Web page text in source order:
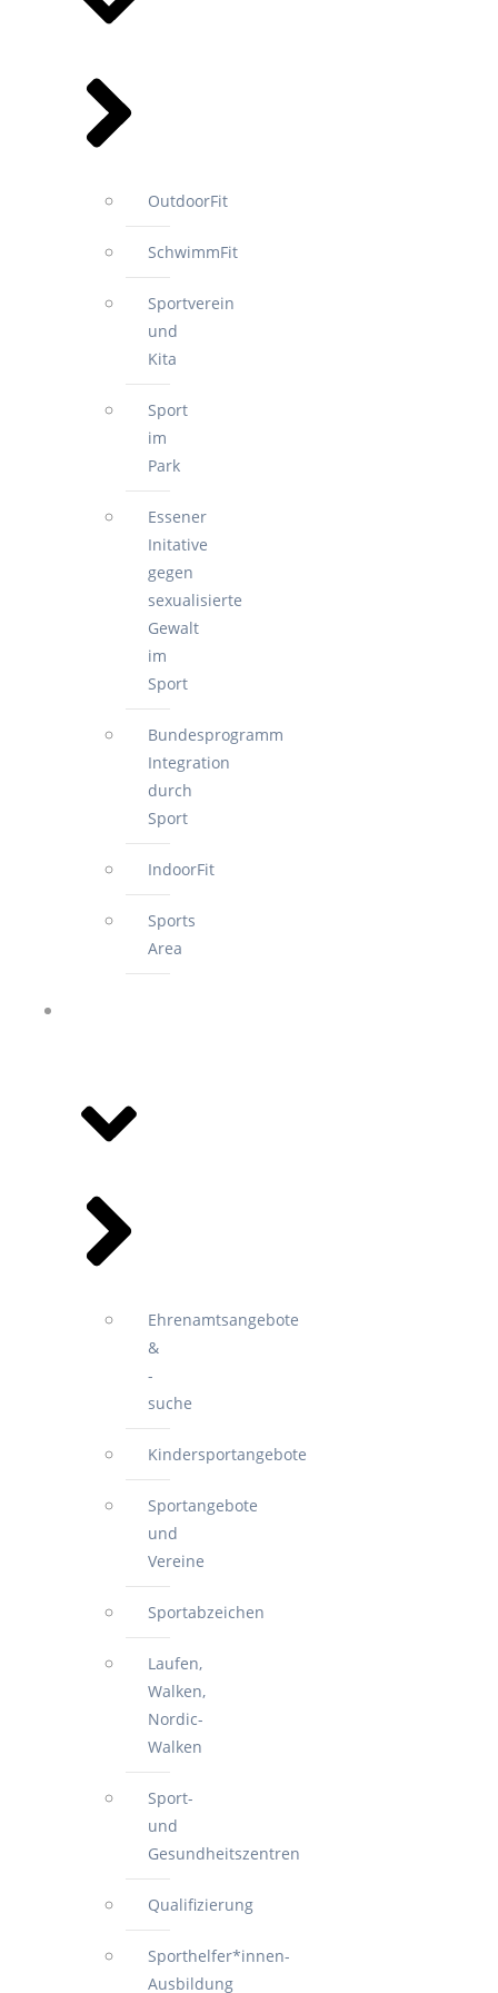
OutdoorFit
SchwimmFit
Sportverein
und
Kita
Sport
im
Park
Essener
Initative
gegen
sexualisierte
Gewalt
im
Sport
Bundesprogramm
Integration
durch
Sport
IndoorFit
Sports
Area
Ehrenamtsangebote
&
-
suche
Kindersportangebote
Sportangebote
und
Vereine
Sportabzeichen
Laufen,
Walken,
Nordic-
Walken
Sport-
und
Gesundheitszentren
Qualifizierung
Sporthelfer*innen-
Ausbildung